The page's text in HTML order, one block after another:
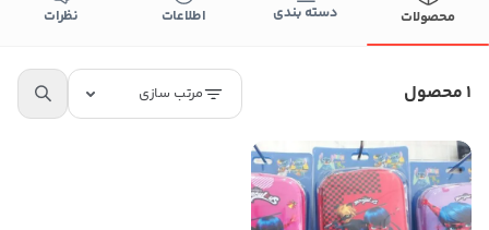
محصولات دسته بندی اطلاعات نظرات
1 محصول مرتب سازی
پخش عمده لوازم تحریر و اسباب بازی ثابت